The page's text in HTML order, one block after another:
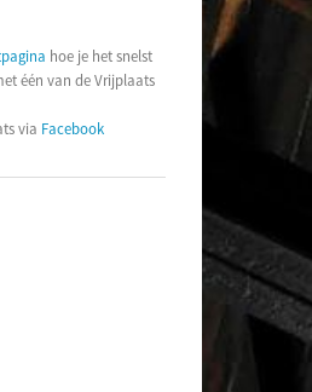
hoe je het snelst
één van de Vrijplaats
via Facebook